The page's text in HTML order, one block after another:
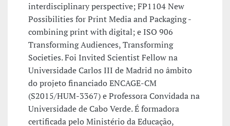
interdisciplinary perspective; FP1104 New
Possibilities for Print Media and Packaging -
combining print with digital; e ISO 906
Transforming Audiences, Transforming
Societies. Foi Invited Scientist Fellow na
Universidade Carlos III de Madrid no âmbito
do projeto financiado ENCAGE-CM
(S2015/HUM-3367) e Professora Convidada na
Universidade de Cabo Verde. É formadora
certificada pelo Ministério da Educação,